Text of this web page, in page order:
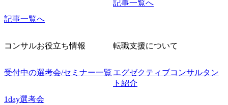
記事一覧へ
記事一覧へ
コンサルお役立ち情報
受付中の選考会/セミナー一覧
1day選考会
転職支援について
エグゼクティブコンサルタン
ト紹介